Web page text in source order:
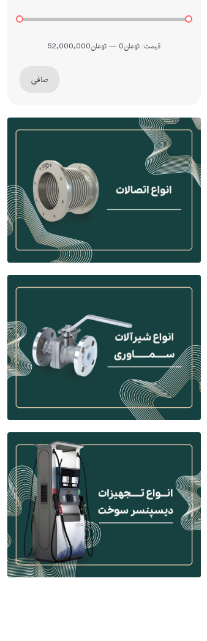
صافی
قيمت: تومان0 — تومان52,000,000